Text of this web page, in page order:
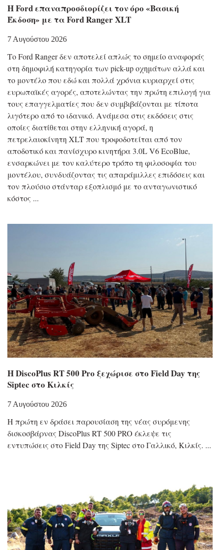
Η Ford επαναπροσδιορίζει τον όρο «Βασική
Έκδοση» με τα Ford Ranger XLT
7 Αυγούστου 2026
Το Ford Ranger δεν αποτελεί απλώς το σημείο αναφοράς
στη δημοφιλή κατηγορία των pick-up οχημάτων αλλά και
το μοντέλο που εδώ και πολλά χρόνια κυριαρχεί στις
ευρωπαϊκές αγορές, αποτελώντας την πρώτη επιλογή για
τους επαγγελματίες που δεν συμβιβάζονται με τίποτα
λιγότερο από το ιδανικό. Ανάμεσα στις εκδόσεις στις
οποίες διατίθεται στην ελληνική αγορά, η
πετρελαιοκίνητη XLT που τροφοδοτείται από τον
αποδοτικό και πανίσχυρο κινητήρα 3.0L V6 EcoBlue,
ενσαρκώνει με τον καλύτερο τρόπο τη φιλοσοφία του
μοντέλου, συνδυάζοντας τις απαράμιλλες επιδόσεις και
τον πλούσιο στάνταρ εξοπλισμό με το ανταγωνιστικό
κόστος
Η DiscoPlus RT 500 Pro ξεχώρισε στο Field Day της
Siptec στο Κιλκίς
7 Αυγούστου 2026
Η πρώτη εν δράσει παρουσίαση της νέας συρόμενης
δισκοσβάρνας DiscoPlus RT 500 PRO έκλεψε τις
εντυπώσεις στο Field Day της Siptec στο Γαλλικό, Κιλκίς.